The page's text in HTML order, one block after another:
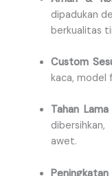
dipadukan
berkualitas
Custom
kaca, model
Tahan
awet.